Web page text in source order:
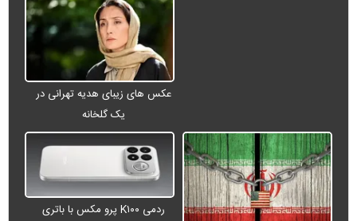
عکس های زیبای هدیه تهرانی در
یک گلخانه
ردمی K۱۰۰ پرو مکس با باتری